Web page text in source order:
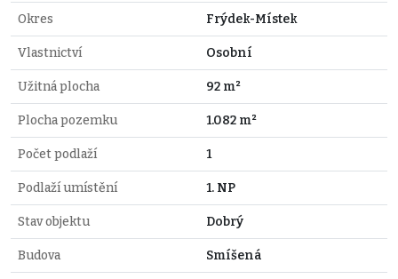
Okres Frýdek-Místek
Vlastnictví Osobní
Užitná plocha 92 m²
Plocha pozemku 1.082 m²
Počet podlaží 1
Podlaží umístění 1. NP
Stav objektu Dobrý
Budova Smíšená